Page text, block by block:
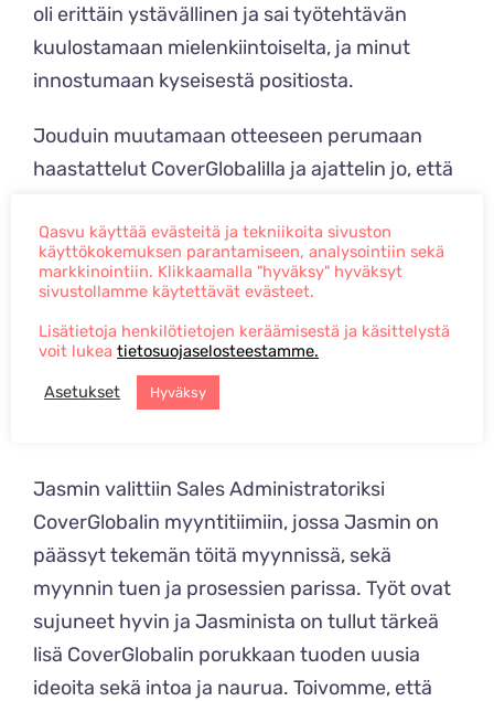
oli erittäin ystävällinen ja sai työtehtävän
kuulostamaan mielenkiintoiselta, ja minut
innostumaan kyseisestä positiosta.
Jouduin muutamaan otteeseen perumaan
haastattelut CoverGlobalilla ja ajattelin jo, että
oli hyvin ymmärtäväinen ja lopulta saatiin
haastattelu COVER:illa tehtyä ja loppu onkin
historiaa.Olen työllistynyt erilaisten
rekrytointifirmojen kautta, mutta ehdottomasti
mieleen on jäänyt Qasvun
asiakaspalveluhenkisyys, rentous ja
Jasmin valittiin Sales Administratoriksi
CoverGlobalin myyntitiimiin, jossa Jasmin on
päässyt tekemän töitä myynnissä, sekä
myynnin tuen ja prosessien parissa. Työt ovat
sujuneet hyvin ja Jasminista on tullut tärkeä
lisä CoverGlobalin porukkaan tuoden uusia
ideoita sekä intoa ja naurua. Toivomme, että
Qasvu käyttää evästeitä ja tekniikoita sivuston
käyttökokemuksen parantamiseen, analysointiin sekä
markkinointiin. Klikkaamalla "hyväksy" hyväksyt
sivustollamme käytettävät evästeet.
Lisätietoja henkilötietojen keräämisestä ja käsittelystä
voit lukea tietosuojaselosteestamme.
Asetukset Hyväksy